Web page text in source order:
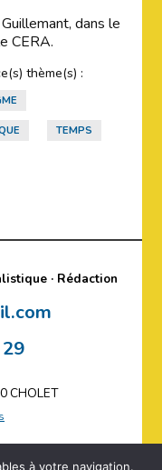
dans le
CERA.
thème(s) :
TEMPS
· Rédaction
CHOLET
à votre navigation.